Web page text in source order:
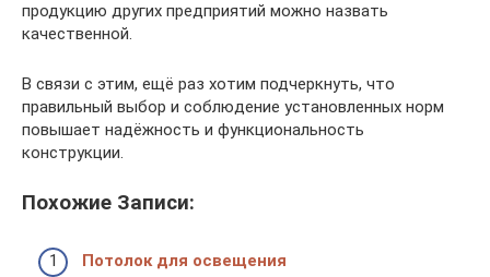
продукцию других предприятий можно назвать
качественной.
В связи с этим, ещё раз хотим подчеркнуть, что
правильный выбор и соблюдение установленных норм
повышает надёжность и функциональность
конструкции.
Похожие Записи:
Потолок для освещения